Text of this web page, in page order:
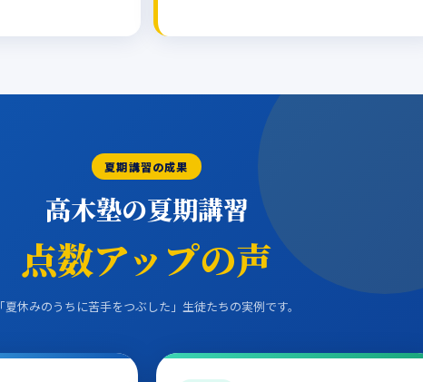
夏期講習の成果
高木塾の夏期講習
点数アップの声
「夏休みのうちに苦手をつぶした」生徒たちの実例です。